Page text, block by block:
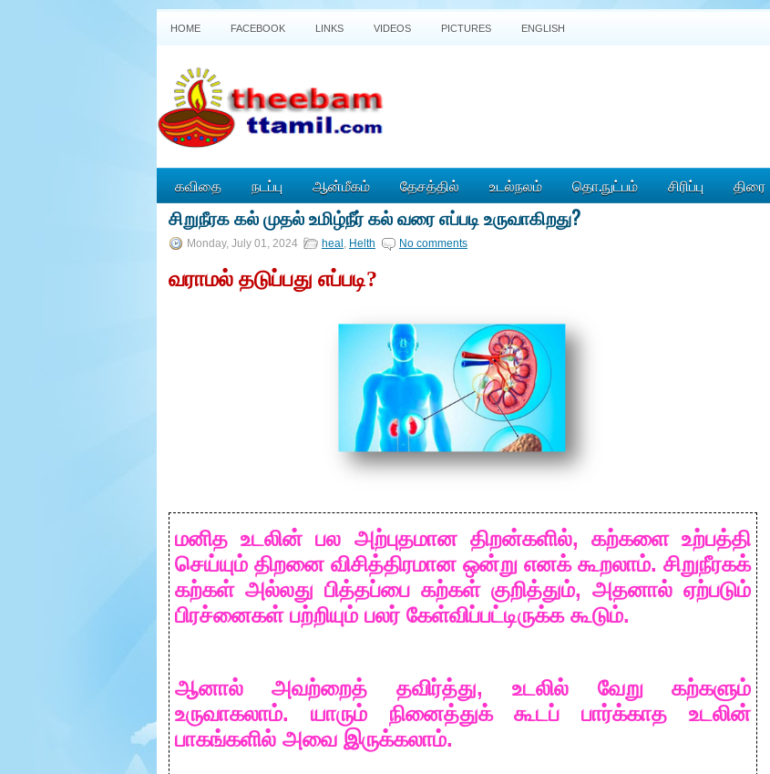
HOME FACEBOOK LINKS VIDEOS PICTURES ENGLISH
கவிதை நடப்பு ஆன்மீகம் தேசத்தில் உடல்நலம் தொ.நுட்பம் சிரிப்பு திரை
Pசிறுநீரக கல் முதல் உமிழ்நீர் கல் வரை எப்படி உருவாகிறது?
Monday, July 01, 2024 heal , Helth No comments
வராமல் தடுப்பது எப்படி?
மனித உடலின் பல அற்புதமான திறன்களில்,கற்களை உற்பத்தி
செய்யும் திறனை விசித்திரமான ஒன்று எனக் கூறலாம்.சிறுநீரகக்
கற்கள் அல்லது பித்தப்பை கற்கள் குறித்தும்,அதனால் ஏற்படும்
பிரச்னைகள் பற்றியும் பலர் கேள்விப்பட்டிருக்க கூடும்.
ஆனால் அவற்றைத் தவிர்த்து, உடலில் வேறு
கற்களும்
உருவாகலாம். யாரும் நினைத்துக் கூடப் பார்க்காத
உடலின்
பாகங்களில் அவை இருக்கலாம்.